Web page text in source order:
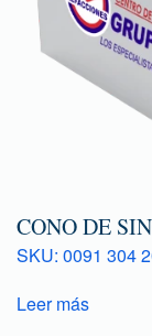
CONO DE
SKU: 0091 304
Leer más